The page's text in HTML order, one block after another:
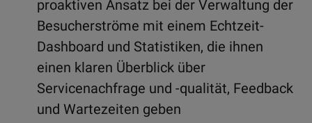
proaktiven Ansatz bei der Verwaltung der
Besucherströme mit einem Echtzeit-
Dashboard und Statistiken, die ihnen
einen klaren Überblick über
Servicenachfrage und -qualität, Feedback
und Wartezeiten geben